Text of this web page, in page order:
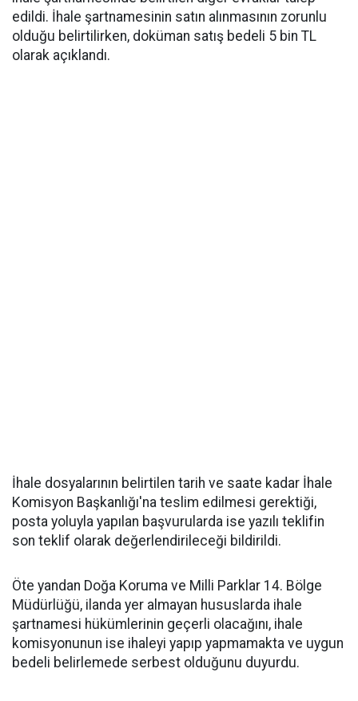
edildi. İhale şartnamesinin satın alınmasının zorunlu
olduğu belirtilirken, doküman satış bedeli 5 bin TL
olarak açıklandı.
İhale dosyalarının belirtilen tarih ve saate kadar İhale
Komisyon Başkanlığı'na teslim edilmesi gerektiği,
posta yoluyla yapılan başvurularda ise yazılı teklifin
son teklif olarak değerlendirileceği bildirildi.
Öte yandan Doğa Koruma ve Milli Parklar 14. Bölge
Müdürlüğü, ilanda yer almayan hususlarda ihale
şartnamesi hükümlerinin geçerli olacağını, ihale
komisyonunun ise ihaleyi yapıp yapmamakta ve uygun
bedeli belirlemede serbest olduğunu duyurdu.